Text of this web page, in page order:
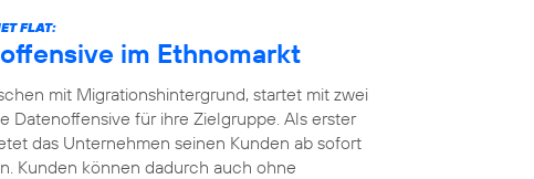
FLAT:
im Ethnomarkt
mit Migrationshintergrund, startet mit zwei
Datenoffensive für ihre Zielgruppe. Als erster
das Unternehmen seinen Kunden ab sofort
Kunden können dadurch auch ohne